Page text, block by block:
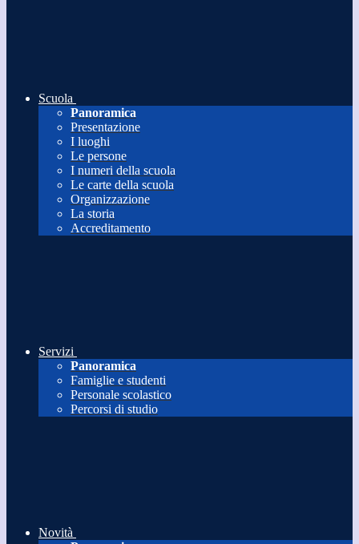
Scuola
Panoramica
Presentazione
I luoghi
Le persone
I numeri della scuola
Le carte della scuola
Organizzazione
La storia
Accreditamento
Servizi
Panoramica
Famiglie e studenti
Personale scolastico
Percorsi di studio
Novità